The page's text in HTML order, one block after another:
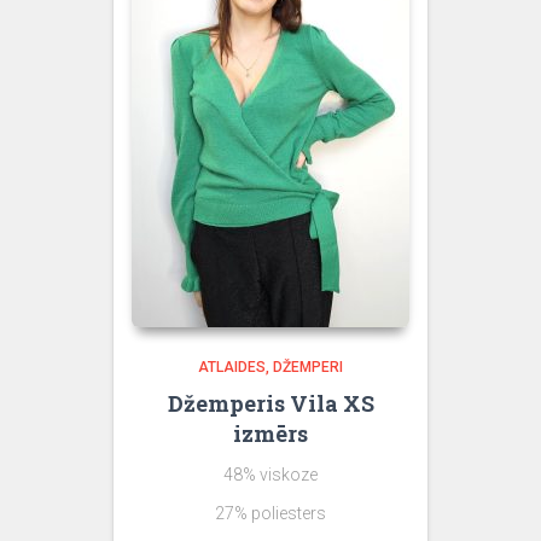
ATLAIDES DŽEMPERI
Džemperis Vila XS
izmērs
48% viskoze
27% poliesters